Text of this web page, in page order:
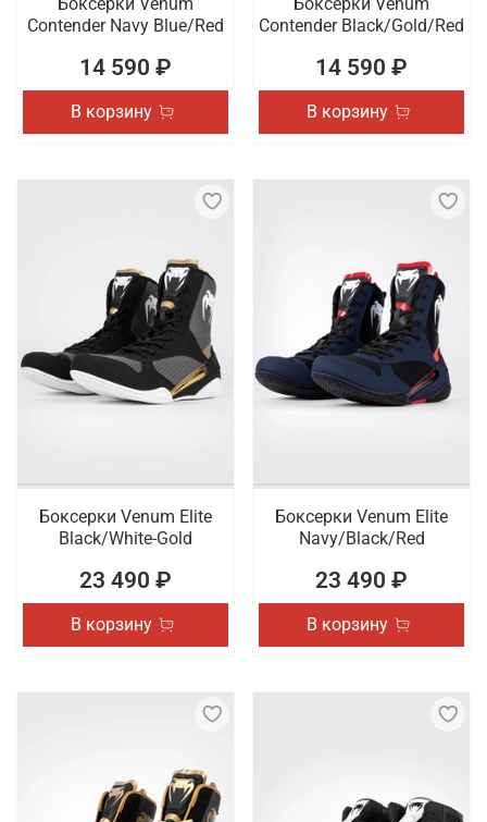
Contender Navy Blue/Red
14 590 ₽
В корзину
Contender Black/Gold/Red
14 590 ₽
В корзину
Боксерки Venum Elite
Black/White-Gold
23 490 ₽
В корзину
Боксерки Venum Elite
Navy/Black/Red
23 490 ₽
В корзину